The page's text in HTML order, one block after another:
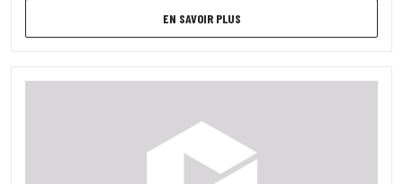
EN SAVOIR PLUS